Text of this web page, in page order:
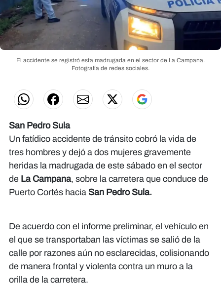
El accidente se registró esta madrugada en el sector de La Campana.
Fotografía de redes sociales.
San Pedro Sula
Un fatídico accidente de tránsito cobró la vida de
tres hombres y dejó a dos mujeres gravemente
heridas la madrugada de este sábado en el sector
de La Campana, sobre la carretera que conduce de
Puerto Cortés hacia San Pedro Sula.
De acuerdo con el informe preliminar, el vehículo en
el que se transportaban las víctimas se salió de la
calle por razones aún no esclarecidas, colisionando
de manera frontal y violenta contra un muro a la
orilla de la carretera.